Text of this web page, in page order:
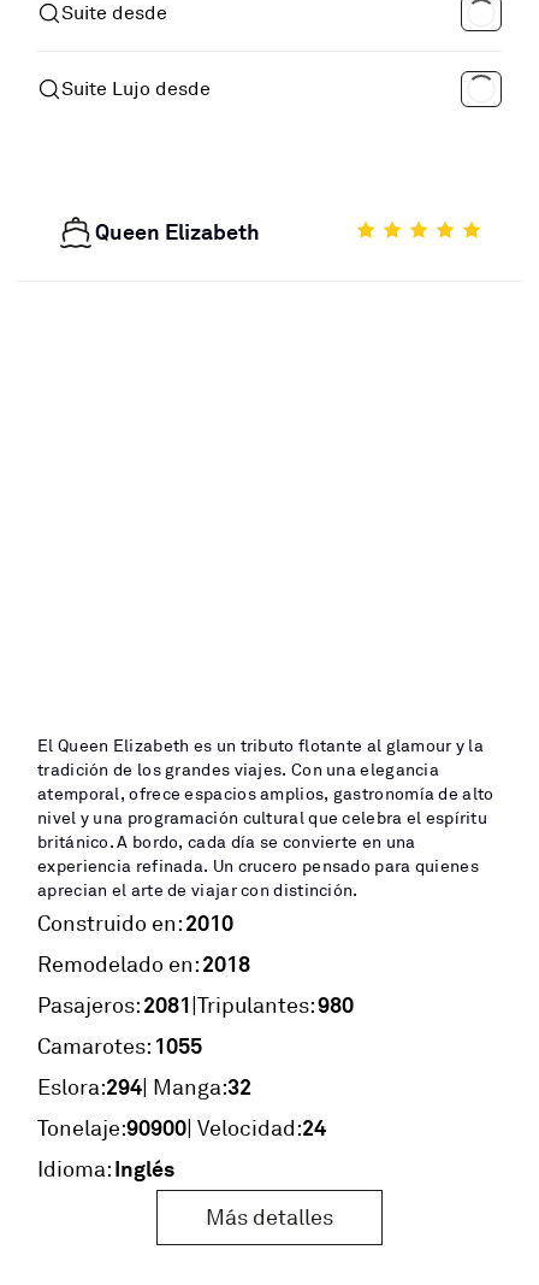
Suite desde
Suite Lujo desde
Queen Elizabeth
El Queen Elizabeth es un tributo flotante al glamour y la
tradición de los grandes viajes. Con una elegancia
atemporal, ofrece espacios amplios, gastronomía de alto
nivel y una programación cultural que celebra el espíritu
británico. A bordo, cada día se convierte en una
experiencia refinada. Un crucero pensado para quienes
aprecian el arte de viajar con distinción.
Construido en:2010
Remodelado en:2018
Pasajeros:2081|Tripulantes:980
Camarotes: 1055
Eslora:294| Manga:32
Tonelaje:90900| Velocidad:24
Idioma:Inglés
Más detalles